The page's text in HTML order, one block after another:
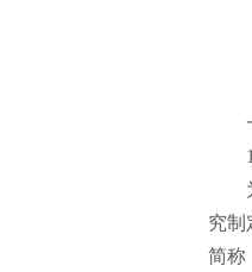
究制
简称